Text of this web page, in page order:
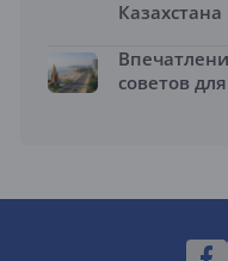
Казахстана
советов